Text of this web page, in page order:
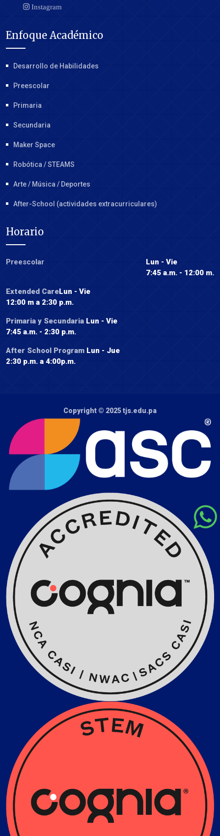
Instagram
Enfoque Académico
Desarrollo de Habilidades
Preescolar
Primaria
Secundaria
Maker Space
Robótica / STEAMS
Arte / Música / Deportes
After-School (actividades extracurriculares)
Horario
Preescolar
Lun - Vie
7:45 a.m. - 12:00 m.
Extended CareLun - Vie
12:00 m a 2:30 p.m.
Primaria y Secundaria Lun - Vie
7:45 a.m. - 2:30 p.m.
After School Program Lun - Jue
2:30 p.m. a 4:00p.m.
Copyright © 2025tjs.edu.pa